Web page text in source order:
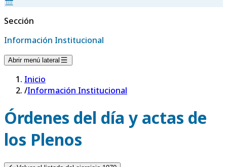
Sección
Información Institucional
Abrir menú lateral
Inicio
/Información Institucional
Órdenes del día y actas de
los Plenos